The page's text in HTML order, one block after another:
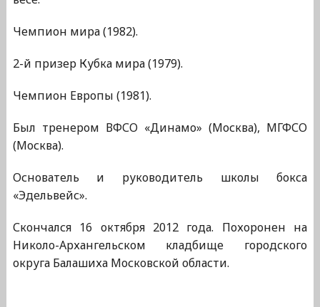
Чемпион мира (1982).
2-й призер Кубка мира (1979).
Чемпион Европы (1981).
Был тренером ВФСО «Динамо» (Москва), МГФСО
(Москва).
Основатель и руководитель школы бокса
«Эдельвейс».
Скончался 16 октября 2012 года. Похоронен на
Николо-Архангельском кладбище городского
округа Балашиха Московской области.